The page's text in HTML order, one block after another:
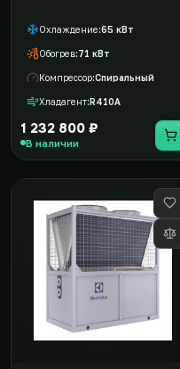
Охлаждение 65 кВт
Обогрев 71 кВт
Компрессор Спиральный
Хладагент R410A
1 232 800 ₽
В наличии